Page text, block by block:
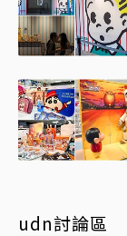
udn討論區